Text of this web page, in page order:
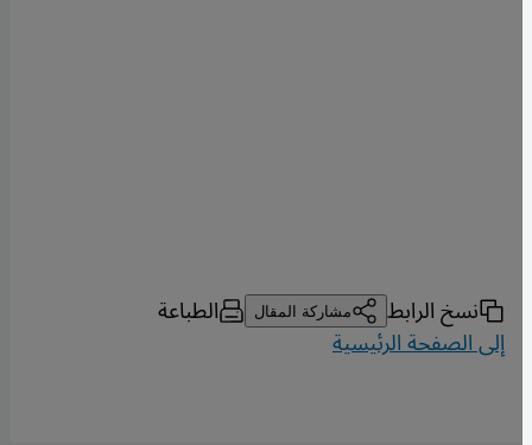
نسخ الرابط مشاركة المقال الطباعة
إلى الصفحة الرئيسية